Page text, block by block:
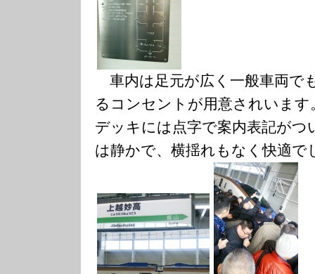
車内は足元が広く一般車両で
るコンセントが用意されいま
デッキには点字で案内表記がつ
は静かで、横揺れもなく快適で